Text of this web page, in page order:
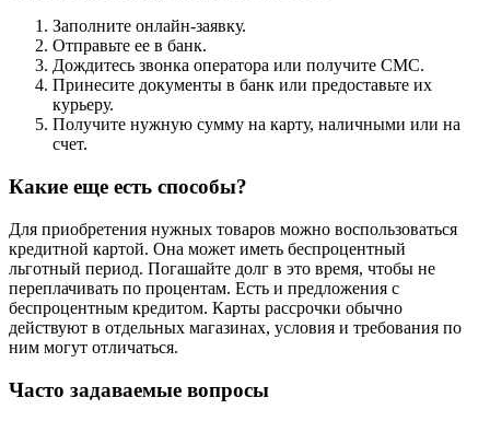
Заполните онлайн-заявку.
Отправьте ее в банк.
Дождитесь звонка оператора или получите СМС.
Принесите документы в банк или предоставьте их
курьеру.
Получите нужную сумму на карту, наличными или на
счет.
Какие еще есть способы?
Для приобретения нужных товаров можно воспользоваться
кредитной картой. Она может иметь беспроцентный
льготный период. Погашайте долг в это время, чтобы не
переплачивать по процентам. Есть и предложения с
беспроцентным кредитом. Карты рассрочки обычно
действуют в отдельных магазинах, условия и требования по
ним могут отличаться.
Часто задаваемые вопросы